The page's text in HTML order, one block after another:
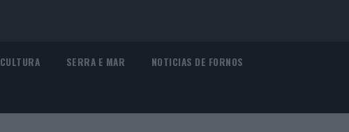
CULTURA SERRA E MAR
NOTICIAS DE FORNOS